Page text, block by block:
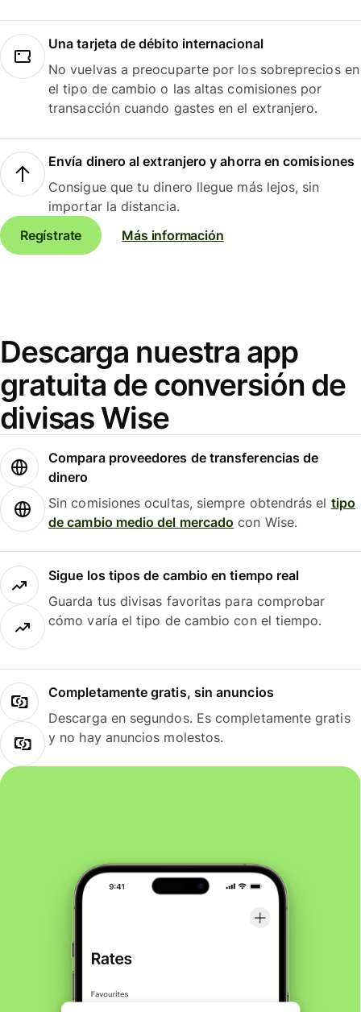
Una tarjeta de débito internacional
No vuelvas a preocuparte por los sobreprecios en
el tipo de cambio o las altas comisiones por
transacción cuando gastes en el extranjero.
Envía dinero al extranjero y ahorra en comisiones
Consigue que tu dinero llegue más lejos, sin
importar la distancia.
Regístrate
Más información
Descarga nuestra app
gratuita de conversión de
divisas Wise
Compara proveedores de transferencias de
dinero
Sin comisiones ocultas, siempre obtendrás el tipo
de cambio medio del mercado con Wise.
Sigue los tipos de cambio en tiempo real
Guarda tus divisas favoritas para comprobar
cómo varía el tipo de cambio con el tiempo.
Completamente gratis, sin anuncios
Descarga en segundos. Es completamente gratis
y no hay anuncios molestos.